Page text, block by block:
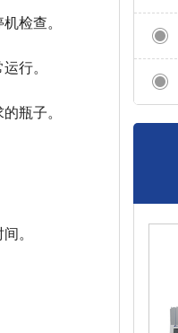
检查。
行。
瓶子。
。